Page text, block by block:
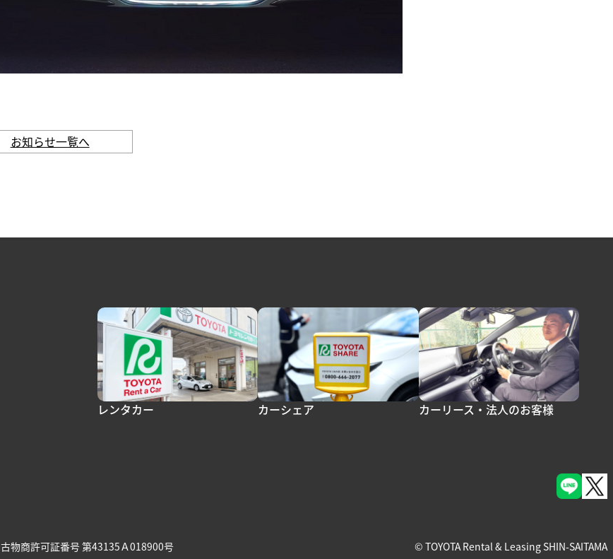
お知らせ一覧へ
レンタカー カーシェア カーリース・法人のお客様
古物商許可証番号 第43135Ａ018900号 © TOYOTA Rental & Leasing SHIN-SAITAMA